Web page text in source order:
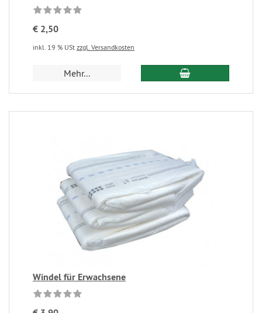
€ 2,50
inkl. 19 % USt zzgl. Versandkosten
Mehr...
Windel für Erwachsene